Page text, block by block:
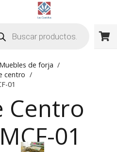
Muebles de forja /
centro /
01
Centro
01